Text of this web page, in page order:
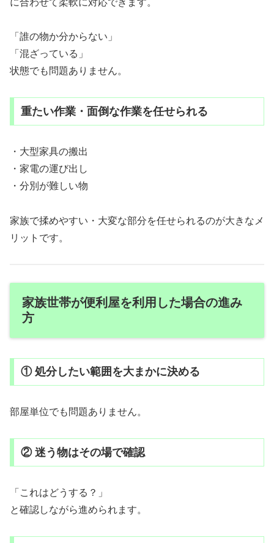
「誰の物か分からない」
「混ざっている」
状態でも問題ありません。
重たい作業・面倒な作業を任せられる
・大型家具の搬出
・家電の運び出し
・分別が難しい物
家族で揉めやすい・大変な部分を任せられるのが大きなメ
リットです。
家族世帯が便利屋を利用した場合の進み
方
① 処分したい範囲を大まかに決める
部屋単位でも問題ありません。
② 迷う物はその場で確認
「これはどうする？」
と確認しながら進められます。